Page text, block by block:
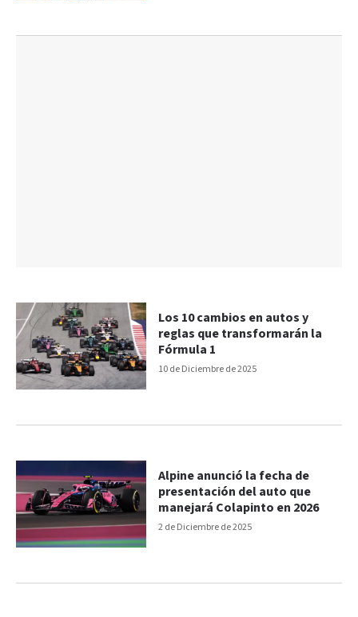
10 de Diciembre de 2025
Los 10 cambios en autos y
reglas que transformarán la
Fórmula 1
2 de Diciembre de 2025
Alpine anunció la fecha de
presentación del auto que
manejará Colapinto en 2026